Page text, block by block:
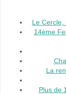
Le Cercle,
14ème
La
Plus de